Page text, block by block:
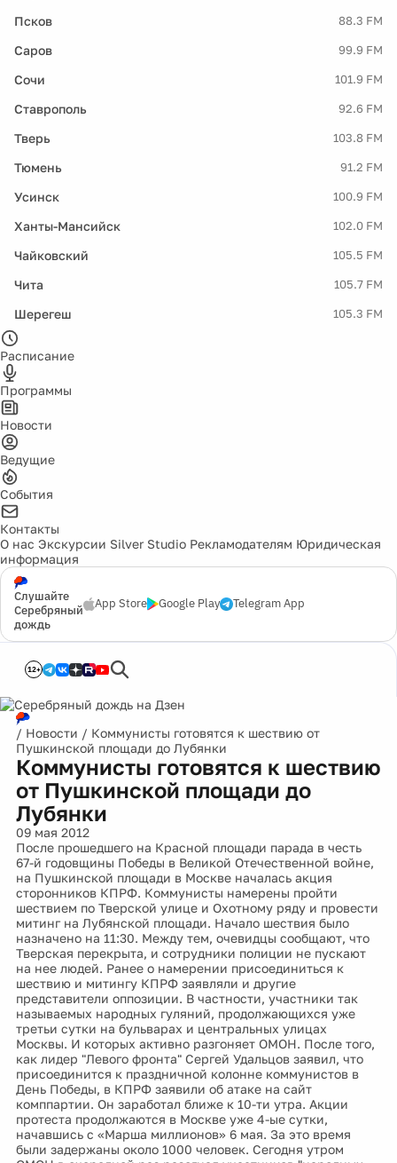
Псков 88.3 FM
Саров 99.9 FM
Сочи 101.9 FM
Ставрополь 92.6 FM
Тверь 103.8 FM
Тюмень 91.2 FM
Усинск 100.9 FM
Ханты-Мансийск 102.0 FM
Чайковский 105.5 FM
Чита 105.7 FM
Шерегеш 105.3 FM
Расписание
Программы
Новости
Ведущие
События
Контакты
О нас Экскурсии Silver Studio Рекламодателям Юридическая
информация
Слушайте
Серебряный
дождь
App Store Google Play Telegram App
12+
/ Новости / Коммунисты готовятся к шествию от
Пушкинской площади до Лубянки
Коммунисты готовятся к шествию
от Пушкинской площади до
Лубянки
09 мая 2012
После прошедшего на Красной площади парада в честь
67-й годовщины Победы в Великой Отечественной войне,
на Пушкинской площади в Москве началась акция
сторонников КПРФ. Коммунисты намерены пройти
шествием по Тверской улице и Охотному ряду и провести
митинг на Лубянской площади. Начало шествия было
назначено на 11:30. Между тем, очевидцы сообщают, что
Тверская перекрыта, и сотрудники полиции не пускают
на нее людей. Ранее о намерении присоединиться к
шествию и митингу КПРФ заявляли и другие
представители оппозиции. В частности, участники так
называемых народных гуляний, продолжающихся уже
третьи сутки на бульварах и центральных улицах
Москвы. И которых активно разгоняет ОМОН. После того,
как лидер "Левого фронта" Сергей Удальцов заявил, что
присоединится к праздничной колонне коммунистов в
День Победы, в КПРФ заявили об атаке на сайт
комппартии. Он заработал ближе к 10-ти утра. Акции
протеста продолжаются в Москве уже 4-ые сутки,
начавшись с «Марша миллионов» 6 мая. За это время
были задержаны около 1000 человек. Сегодня утром